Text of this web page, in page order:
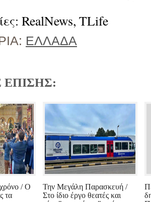
RealNews, TLife
ΕΛΛΑΔΑ
ΕΠΙΣΗΣ:
/ Ο
τα
Την Μεγάλη Παρασκευή /
Στο ίδιο έργο θεατές και